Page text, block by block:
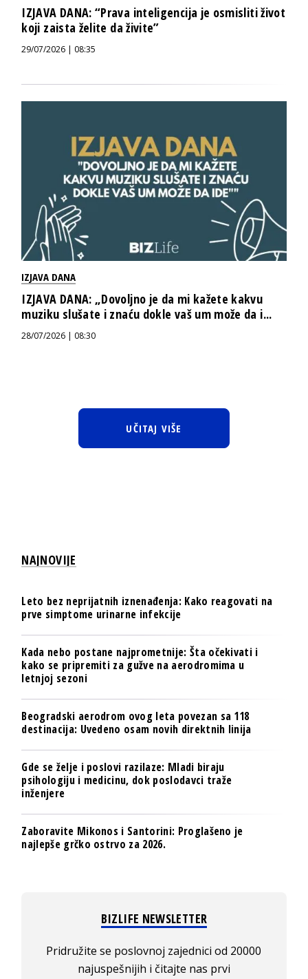
IZJAVA DANA: “Prava inteligencija je osmisliti život
koji zaista želite da živite”
29/07/2026 | 08:35
IZJAVA DANA
IZJAVA DANA: „Dovoljno je da mi kažete kakvu
muziku slušate i znaću dokle vaš um može da i...
28/07/2026 | 08:30
UČITAJ VIŠE
NAJNOVIJE
Leto bez neprijatnih iznenađenja: Kako reagovati na
prve simptome urinarne infekcije
Kada nebo postane najprometnije: Šta očekivati i
kako se pripremiti za gužve na aerodromima u
letnjoj sezoni
Beogradski aerodrom ovog leta povezan sa 118
destinacija: Uvedeno osam novih direktnih linija
Gde se želje i poslovi razilaze: Mladi biraju
psihologiju i medicinu, dok poslodavci traže
inženjere
Zaboravite Mikonos i Santorini: Proglašeno je
najlepše grčko ostrvo za 2026.
BIZLIFE NEWSLETTER
Pridružite se poslovnoj zajednici od 20000
najuspešnijih i čitajte nas prvi